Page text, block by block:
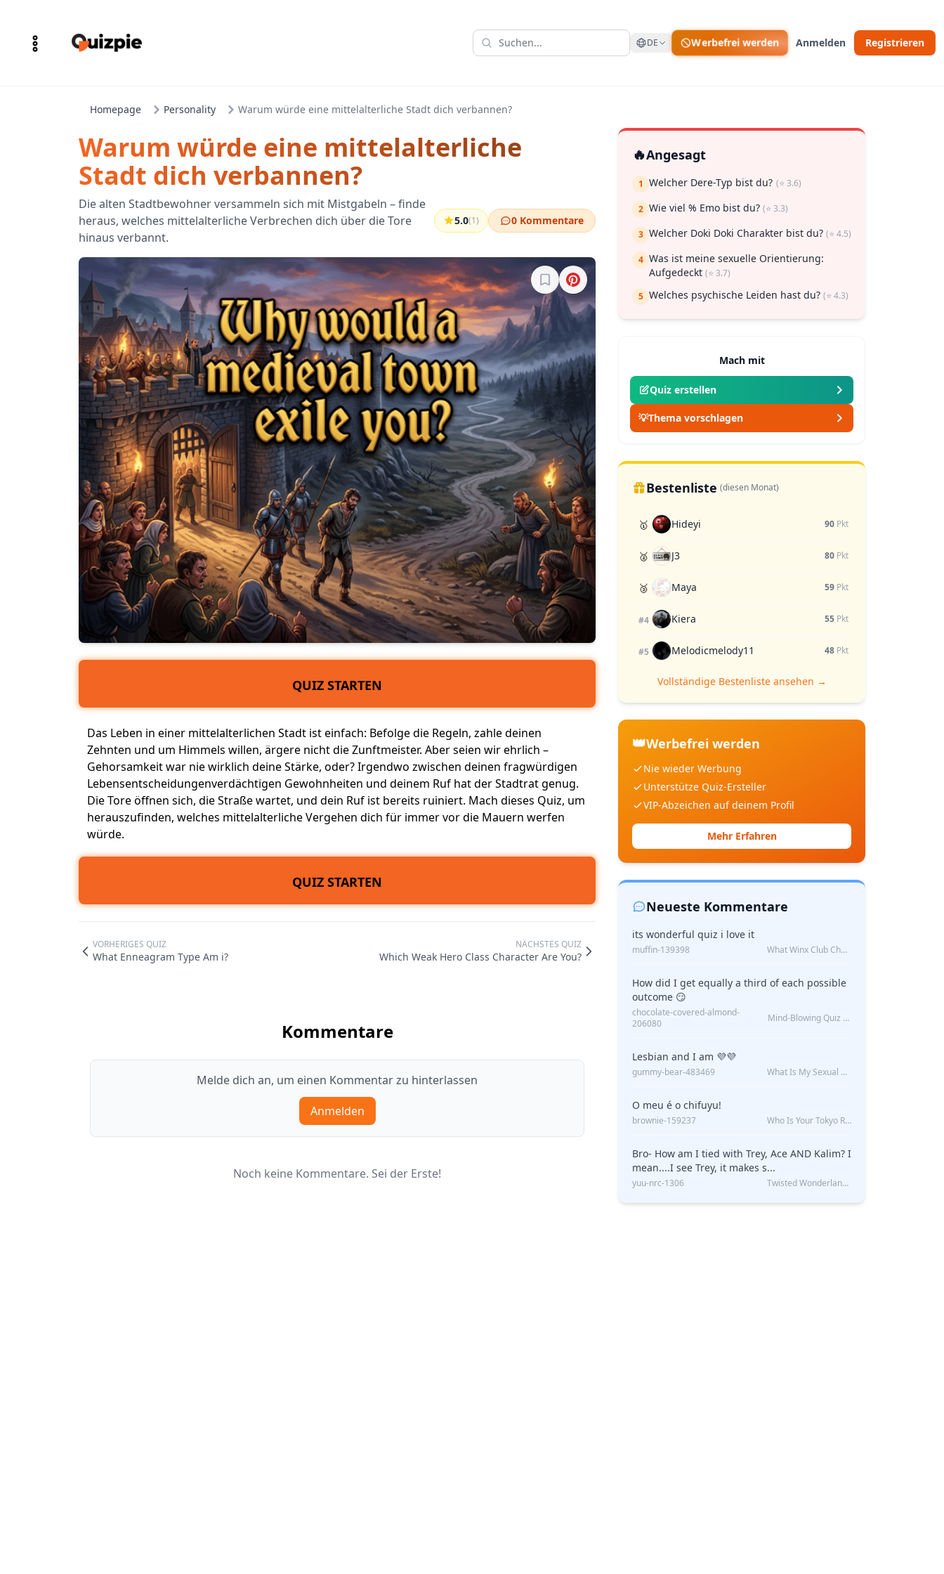
DE Werbefrei werden Anmelden Registrieren
Homepage Personality Warum würde eine mittelalterliche Stadt dich verbannen?
Warum würde eine mittelalterliche
Stadt dich verbannen?
Die alten Stadtbewohner versammeln sich mit Mistgabeln – finde
heraus, welches mittelalterliche Verbrechen dich über die Tore
hinaus verbannt.
5.0(1) 0 Kommentare
Melde dich an, um zu speichern
QUIZ STARTEN
Das Leben in einer mittelalterlichen Stadt ist einfach: Befolge die Regeln, zahle deinen
Zehnten und um Himmels willen, ärgere nicht die Zunftmeister. Aber seien wir ehrlich –
Gehorsamkeit war nie wirklich deine Stärke, oder? Irgendwo zwischen deinen fragwürdigen
Lebensentscheidungenverdächtigen Gewohnheiten und deinem Ruf hat der Stadtrat genug.
Die Tore öffnen sich, die Straße wartet, und dein Ruf ist bereits ruiniert. Mach dieses Quiz, um
herauszufinden, welches mittelalterliche Vergehen dich für immervor die Mauern werfen
würde.
QUIZ STARTEN
VORHERIGES QUIZ
What Enneagram Type Am i?
NÄCHSTES QUIZ
Which Weak Hero Class Character Are You?
Kommentare
Melde dich an, um einen Kommentar zu hinterlassen
Anmelden
Noch keine Kommentare. Sei der Erste!
🔥Angesagt
1 Welcher Dere-Typ bist du? (⭐ 3.6)
2 Wie viel % Emo bist du? (⭐ 3.3)
3 Welcher Doki Doki Charakter bist du? (⭐ 4.5)
4 Was ist meine sexuelle Orientierung:
Aufgedeckt (⭐ 3.7)
5 Welches psychische Leiden hast du? (⭐ 4.3)
Mach mit
Quiz erstellen
💡Thema vorschlagen
Bestenliste (diesen Monat)
🥇 Hideyi 90 Pkt
🥈 J3 80 Pkt
🥉 Maya 59 Pkt
#4 Kiera 55 Pkt
#5 Melodicmelody11 48 Pkt
Vollständige Bestenliste ansehen →
👑Werbefrei werden
Nie wieder Werbung
Unterstütze Quiz-Ersteller
VIP-Abzeichen auf deinem Profil
Mehr Erfahren
Neueste Kommentare
its wonderful quiz i love it
muffin-139398 What Winx Club Character Are You?
How did I get equally a third of each possible
outcome 😏
chocolate-covered-almond-
206080
Mind-Blowing Quiz Reveals: Will I Be Alone Forever?
Lesbian and I am 💜💜
gummy-bear-483469 What Is My Sexual Orientation: Uncovered
O meu é o chifuyu!
brownie-159237 Who Is Your Tokyo Revengers Boyfriend?
Bro- How am I tied with Trey, Ace AND Kalim? I
mean....I see Trey, it makes s...
yuu-nrc-1306 Twisted Wonderland Kin Quiz